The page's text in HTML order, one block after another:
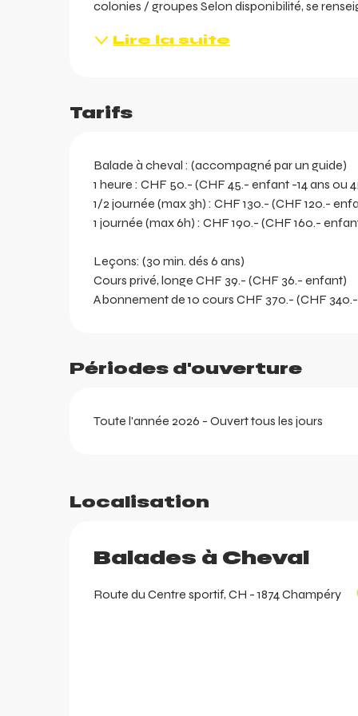
colonies / groupes Selon disponibilité, se
Lire la suite
Tarifs
Balade à cheval : (accompagné par un guide)
1 heure : CHF 50.- (CHF 45.- enfant -14 ans ou
1/2 journée (max 3h) : CHF 130.- (CHF 120.-
1 journée (max 6h) : CHF 190.- (CHF 160.-
Leçons: (30 min. dés 6 ans)
Cours privé, longe CHF 39.- (CHF 36.- enfant)
Abonnement de 10 cours CHF 370.- (CHF
Périodes d'ouverture
Toute l'année 2026 - Ouvert tous les jours
Localisation
Balades à Cheval
Route du Centre sportif, CH - 1874 Champéry